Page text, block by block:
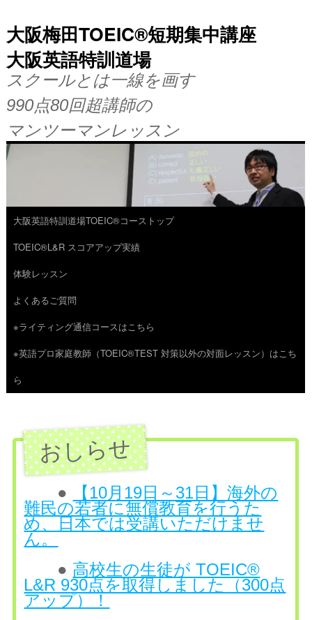
大阪梅田TOEIC®短期集中講座
大阪英語特訓道場
スクールとは一線を画す
990点80回超講師の
マンツーマンレッスン
コ
ン
テ
ン
ツ
へ
ス
大阪英語特訓道場TOEIC®コーストップ
TOEIC®L&R スコアアップ実績
体験レッスン
よくあるご質問
※ライティング通信コースはこちら
※英語プロ家庭教師（TOEIC®TEST 対策以外の対面レッスン）はこち
ら
●
【10月19日～31日】海外の
難民の若者に無償教育を行うた
め、日本では受講いただけませ
ん。
● 高校生の生徒が TOEIC®
L&R 930点を取得しました（300点
アップ）！